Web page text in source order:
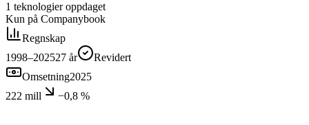
1 teknologier oppdaget
Kun på Companybook
Regnskap
1998–202527 år
Revidert
Omsetning2025
222 mill
−0,8 %